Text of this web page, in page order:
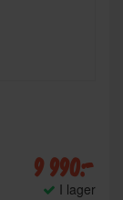
9 990:-
I lager